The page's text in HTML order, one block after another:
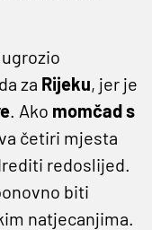
za Rijeku, jer je
. Ako momčad s
četiri mjesta
redoslijed.
biti
natjecanjima.